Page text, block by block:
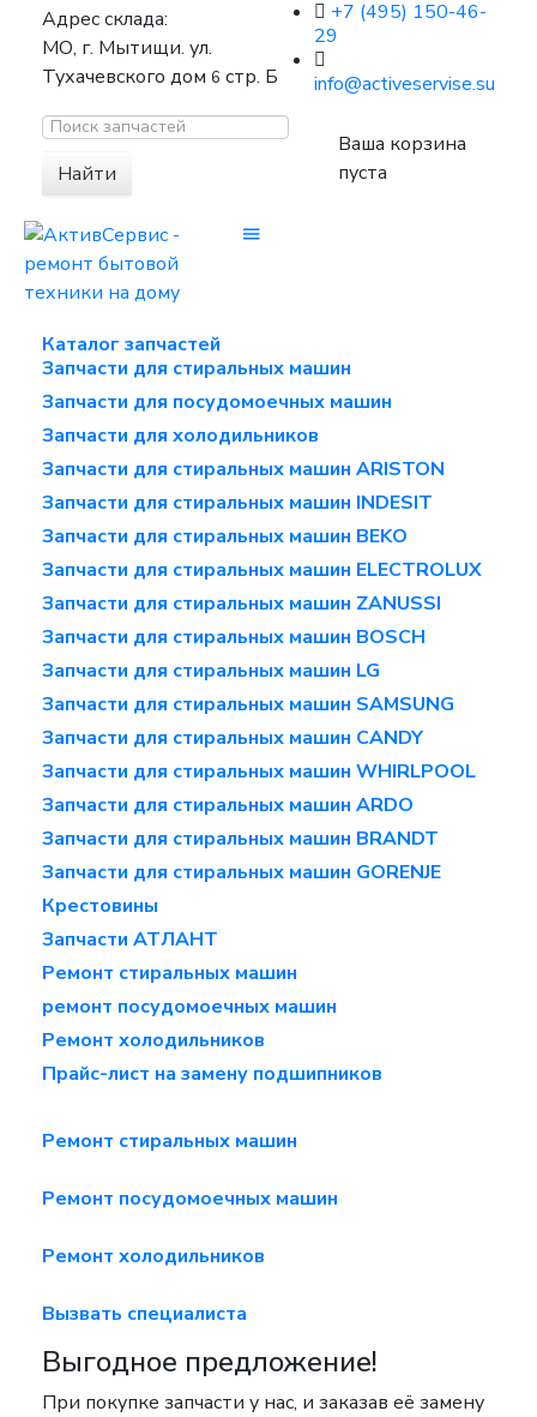
Адрес склада:
МО, г. Мытищи. ул.
Тухачевского дом 6 стр. Б
+7 (495) 150-46-
29
info@activeservise.su
Найти
Ваша корзина
пуста
Каталог запчастей
Запчасти для стиральных машин
Запчасти для посудомоечных машин
Запчасти для холодильников
Запчасти для стиральных машин ARISTON
Запчасти для стиральных машин INDESIT
Запчасти для стиральных машин BEKO
Запчасти для стиральных машин ELECTROLUX
Запчасти для стиральных машин ZANUSSI
Запчасти для стиральных машин BOSCH
Запчасти для стиральных машин LG
Запчасти для стиральных машин SAMSUNG
Запчасти для стиральных машин CANDY
Запчасти для стиральных машин WHIRLPOOL
Запчасти для стиральных машин ARDO
Запчасти для стиральных машин BRANDT
Запчасти для стиральных машин GORENJE
Крестовины
Запчасти АТЛАНТ
Ремонт стиральных машин
ремонт посудомоечных машин
Ремонт холодильников
Прайс-лист на замену подшипников
Ремонт стиральных машин
Ремонт посудомоечных машин
Ремонт холодильников
Вызвать специалиста
Выгодное предложение!
При покупке запчасти у нас, и заказав её замену